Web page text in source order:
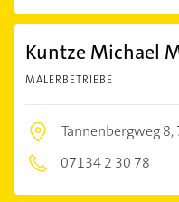
Kuntze Michael
MALERBETRIEBE
Tannenbergweg 8,
07134 2 30 78